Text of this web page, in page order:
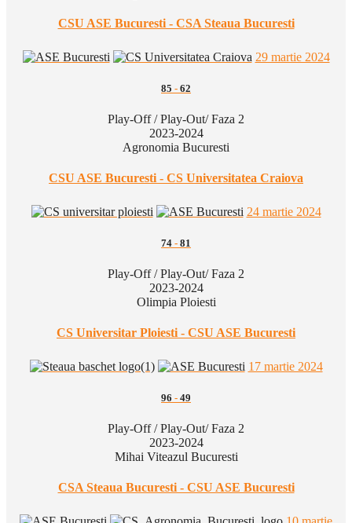
CSU ASE Bucuresti - CSA Steaua Bucuresti
29 martie 2024
85 - 62
Play-Off / Play-Out/ Faza 2
2023-2024
Agronomia Bucuresti
CSU ASE Bucuresti - CS Universitatea Craiova
24 martie 2024
74 - 81
Play-Off / Play-Out/ Faza 2
2023-2024
Olimpia Ploiesti
CS Universitar Ploiesti - CSU ASE Bucuresti
17 martie 2024
96 - 49
Play-Off / Play-Out/ Faza 2
2023-2024
Mihai Viteazul Bucuresti
CSA Steaua Bucuresti - CSU ASE Bucuresti